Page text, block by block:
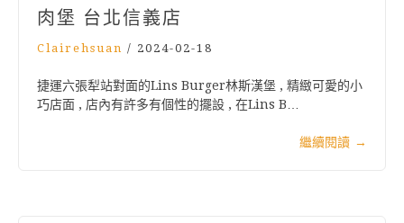
肉堡 台北信義店
Clairehsuan / 2024-02-18
捷運六張犁站對面的Lins Burger林斯漢堡 , 精緻可愛的小
巧店面 , 店內有許多有個性的擺設 , 在Lins B…
繼續閱讀 →